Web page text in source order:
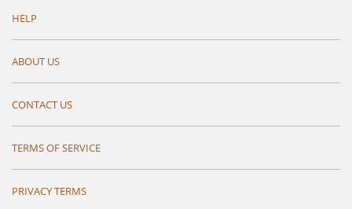
HELP
ABOUT US
CONTACT US
TERMS OF SERVICE
PRIVACY TERMS